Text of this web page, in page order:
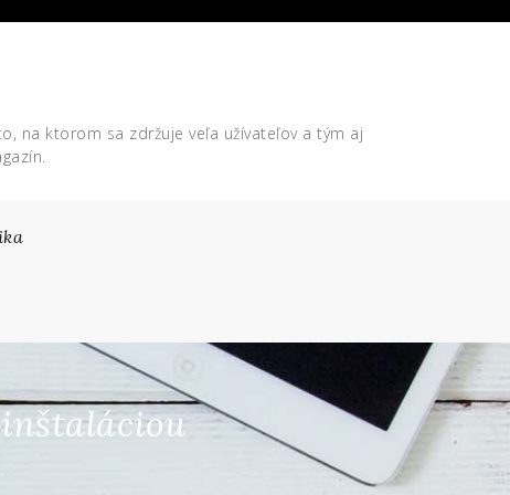
na ktorom sa zdržuje veľa užívateľov a tým aj